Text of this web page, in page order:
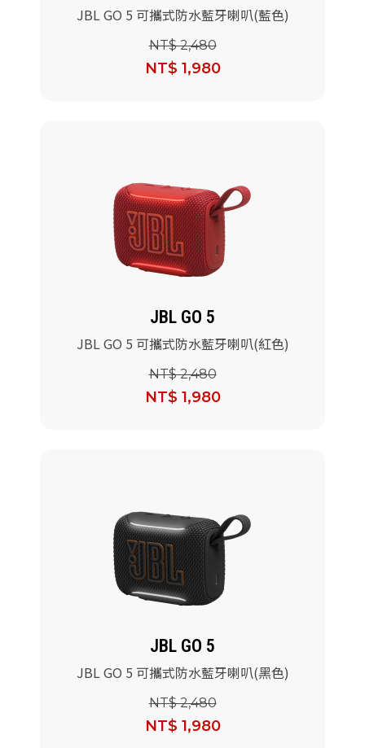
JBL GO 5 可攜式防水藍牙喇叭(藍色)
NT$ 2,480
NT$ 1,980
JBL GO 5
JBL GO 5 可攜式防水藍牙喇叭(紅色)
NT$ 2,480
NT$ 1,980
JBL GO 5
JBL GO 5 可攜式防水藍牙喇叭(黑色)
NT$ 2,480
NT$ 1,980